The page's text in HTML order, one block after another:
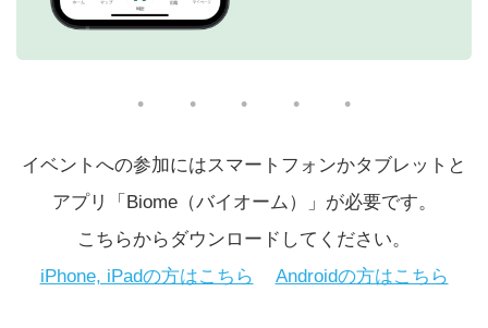
イベントへの参加にはスマートフォンかタブレットと
アプリ「Biome（バイオーム）」が必要です。
こちらからダウンロードしてください。
iPhone, iPadの方はこちら
Androidの方はこちら